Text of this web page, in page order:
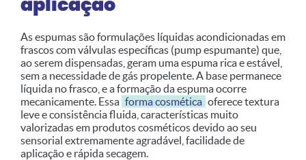
aplicação
As espumas são formulações líquidas acondicionadas em
frascos com válvulas específicas (pump espumante) que,
ao serem dispensadas, geram uma espuma rica e estável,
sem a necessidade de gás propelente. A base permanece
líquida no frasco, e a formação da espuma ocorre
mecanicamente. Essa forma cosmética oferece textura
leve e consistência fluida, características muito
valorizadas em produtos cosméticos devido ao seu
sensorial extremamente agradável, facilidade de
aplicação e rápida secagem.